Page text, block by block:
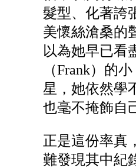
髮型、化著誇
美懷絲滄桑的
以為她早已看
（Frank）的
星，她依然學
也毫不掩飾自
正是這份率真
難發現其中紀